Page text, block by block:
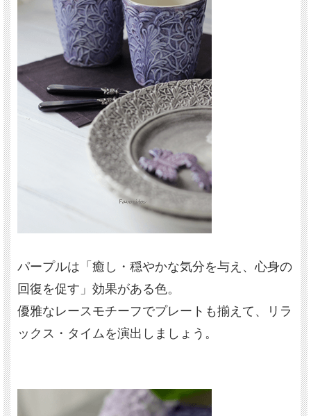
パープルは「癒し・穏やかな気分を与え、心身の
回復を促す」効果がある色。
優雅なレースモチーフでプレートも揃えて、リラ
ックス・タイムを演出しましょう。